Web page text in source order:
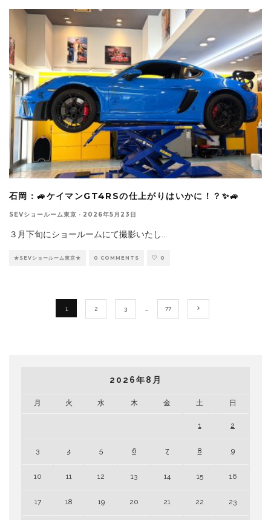
石岡：🚙ケイマンGT4RSの仕上がりはいかに！？✨🚙
SEVショールーム東京 · 2026年5月23日
３月下旬にショールームにて撮影いたし
★SEVショールーム東京★ 0 COMMENTS 0
1 2 3 77
2026年8月
月 火 水 木 金 土 日
1 2
3 4 5 6 7 8 9
10 11 12 13 14 15 16
17 18 19 20 21 22 23